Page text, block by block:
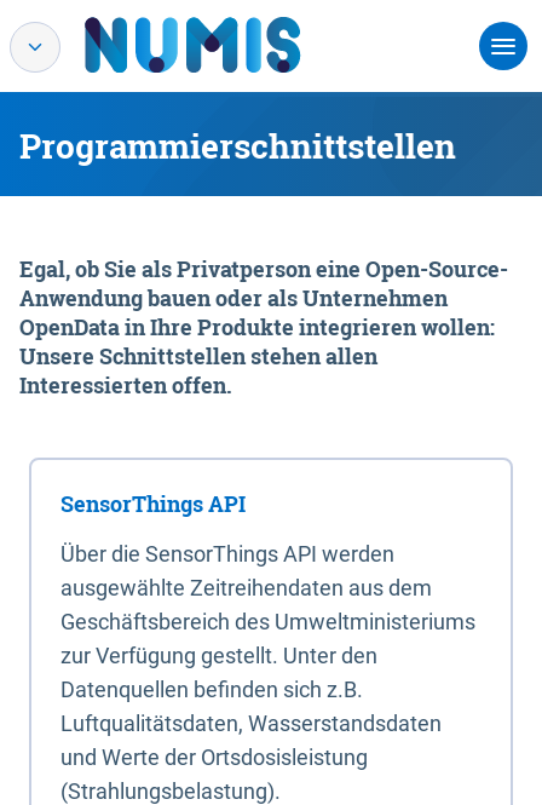
Programmierschnittstellen
Egal, ob Sie als Privatperson eine Open-Source-
Anwendung bauen oder als Unternehmen
OpenData in Ihre Produkte integrieren wollen:
Unsere Schnittstellen stehen allen
Interessierten offen.
SensorThings API
Über die SensorThings API werden
ausgewählte Zeitreihendaten aus dem
Geschäftsbereich des Umweltministeriums
zur Verfügung gestellt. Unter den
Datenquellen befinden sich z.B.
Luftqualitätsdaten, Wasserstandsdaten
und Werte der Ortsdosisleistung
(Strahlungsbelastung).